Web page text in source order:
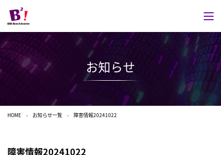
お知らせ
HOME お知らせ一覧 障害情報20241022
障害情報20241022